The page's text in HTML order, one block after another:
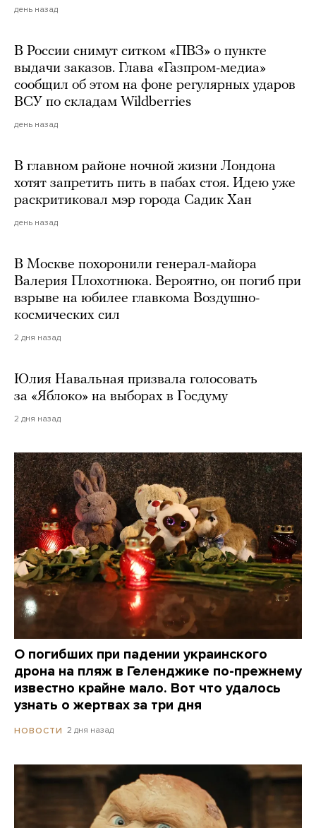
день назад
В России снимут ситком «ПВЗ» о пункте
выдачи заказов. Глава «Газпром-медиа»
сообщил об этом на фоне регулярных ударов
ВСУ по складам Wildberries
день назад
В главном районе ночной жизни Лондона
хотят запретить пить в пабах стоя. Идею уже
раскритиковал мэр города Садик Хан
день назад
В Москве похоронили генерал-майора
Валерия Плохотнюка. Вероятно, он погиб при
взрыве на юбилее главкома Воздушно-
космических сил
2 дня назад
Юлия Навальная призвала голосовать
за «Яблоко» на выборах в Госдуму
2 дня назад
О погибших при падении украинского
дрона на пляж в Геленджике по-прежнему
известно крайне мало. Вот что удалось
узнать о жертвах за три дня
НОВОСТИ 2 дня назад